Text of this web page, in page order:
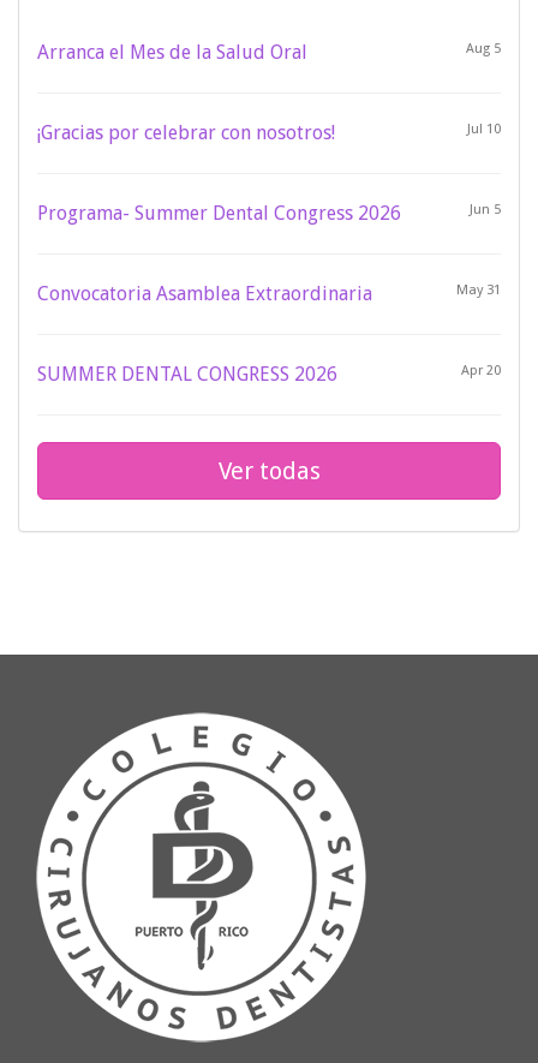
Aug 5
Arranca el Mes de la Salud Oral
Jul 10
¡Gracias por celebrar con nosotros!
Jun 5
Programa- Summer Dental Congress 2026
May 31
Convocatoria Asamblea Extraordinaria
Apr 20
SUMMER DENTAL CONGRESS 2026
Ver todas